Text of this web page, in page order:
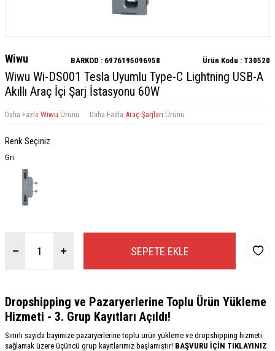
Wiwu BARKOD : 6976195096958 Ürün Kodu : T30520
Wiwu Wi-DS001 Tesla Uyumlu Type-C Lightning USB-A
Akıllı Araç İçi Şarj İstasyonu 60W
Daha Fazla Wiwu Ürünü Daha Fazla Araç Şarjları Ürünü
Renk Seçiniz
Gri
SEPETE EKLE
Dropshipping ve Pazaryerlerine Toplu Ürün Yükleme
Hizmeti - 3. Grup Kayıtları Açıldı!
Sınırlı sayıda bayimize pazaryerlerine toplu ürün yükleme ve dropshipping hizmeti
sağlamak üzere üçüncü grup kayıtlarımız başlamıştır! BAŞVURU İÇİN TIKLAYINIZ